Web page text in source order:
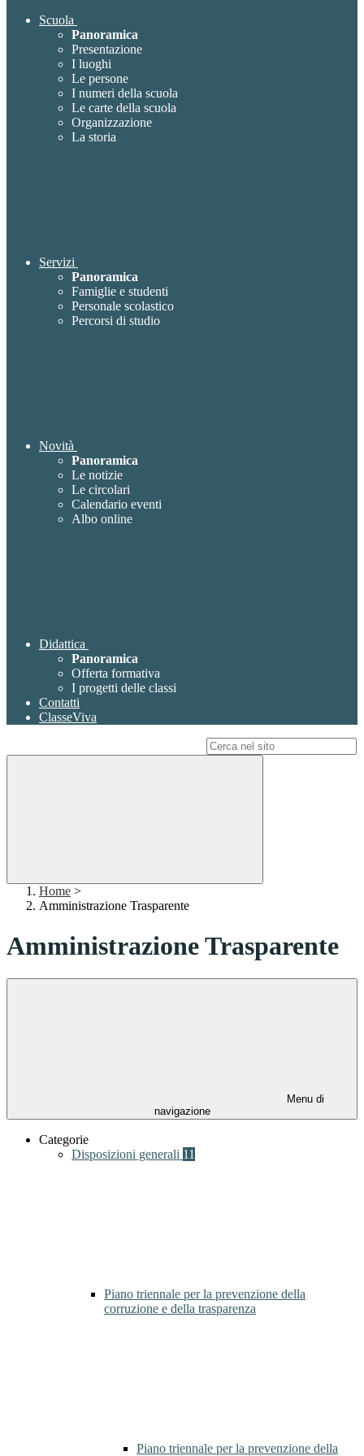
Scuola
Panoramica
Presentazione
I luoghi
Le persone
I numeri della scuola
Le carte della scuola
Organizzazione
La storia
Servizi
Panoramica
Famiglie e studenti
Personale scolastico
Percorsi di studio
Novità
Panoramica
Le notizie
Le circolari
Calendario eventi
Albo online
Didattica
Panoramica
Offerta formativa
I progetti delle classi
Contatti
ClasseViva
Home >
Amministrazione Trasparente
Amministrazione Trasparente
Menu di
navigazione
Categorie
Disposizioni generali 11
Piano triennale per la prevenzione della
corruzione e della trasparenza
Piano triennale per la prevenzione della